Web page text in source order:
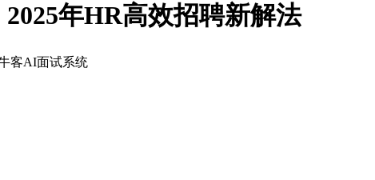
年HR高效招聘新解法
客AI面试系统